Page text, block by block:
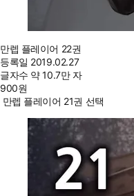
만렙 플레이어 22권
등록일 2019.02.27
글자수 약 10.7만 자
900원
만렙 플레이어 21권 선택